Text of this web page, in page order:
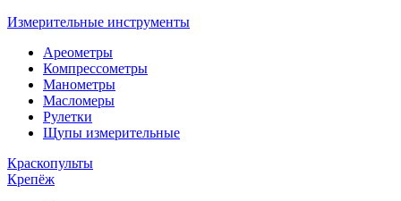
Измерительные инструменты
Ареометры
Компрессометры
Манометры
Масломеры
Рулетки
Щупы измерительные
Краскопульты
Крепёж